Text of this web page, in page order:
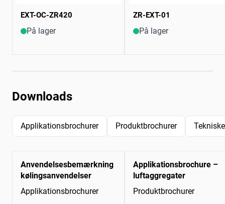
EXT-OC-ZR420
På lager
ZR-EXT-01
På lager
Downloads
Applikationsbrochurer Produktbrochurer
Anvendelsesbemærkning
kølingsanvendelser
Applikationsbrochurer
Applikationsbrochure –
luftaggregater
Produktbrochurer